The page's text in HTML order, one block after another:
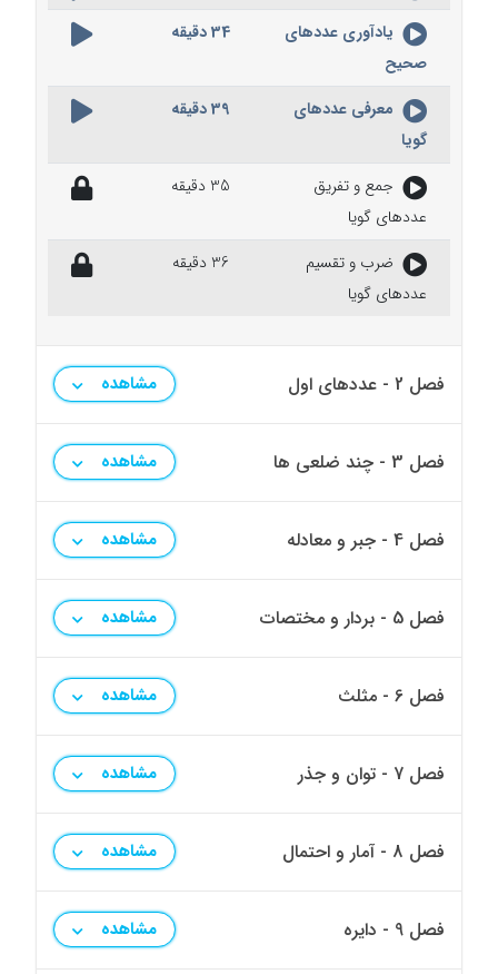
یادآوری عددهای
صحیح
34 دقیقه
معرفی عددهای
گویا
39 دقیقه
جمع و تفریق
عددهای گویا
35 دقیقه
ضرب و تقسیم
عددهای گویا
36 دقیقه
فصل 2 - عددهای اول مشاهده
فصل 3 - چند ضلعی ها مشاهده
فصل 4 - جبر و معادله مشاهده
فصل 5 - بردار و مختصات مشاهده
فصل 6 - مثلث مشاهده
فصل 7 - توان و جذر مشاهده
فصل 8 - آمار و احتمال مشاهده
فصل 9 - دایره مشاهده